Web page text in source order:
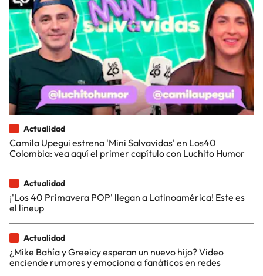
Actualidad
Camila Upegui estrena 'Mini Salvavidas' en Los40
Colombia: vea aquí el primer capítulo con Luchito Humor
Actualidad
¡'Los 40 Primavera POP' llegan a Latinoamérica! Este es
el lineup
Actualidad
¿Mike Bahía y Greeicy esperan un nuevo hijo? Video
enciende rumores y emociona a fanáticos en redes